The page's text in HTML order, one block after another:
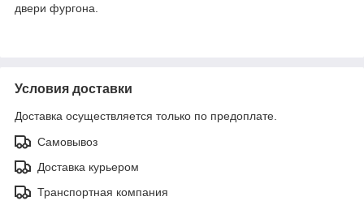
двери фургона.
Условия доставки
Доставка осуществляется только по предоплате.
Самовывоз
Доставка курьером
Транспортная компания